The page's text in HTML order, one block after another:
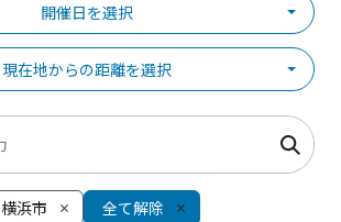
開催日を選択
現在地からの距離を選択
横浜市 全て解除